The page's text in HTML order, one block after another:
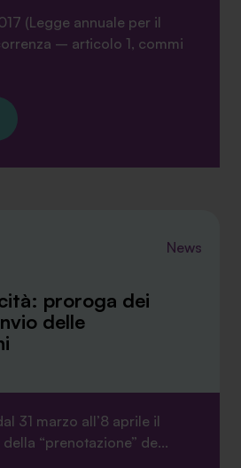
Srl, società di mediazione creditizia iscritta
(Legge annuale per il
– articolo 1, commi
News
proroga dei
delle
31 marzo all’8 aprile il
“prenotazione” de...